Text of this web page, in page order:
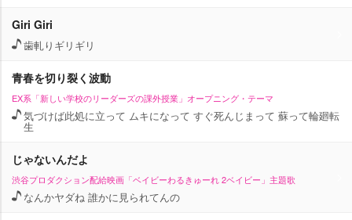
Giri Giri
歯軋りギリギリ
青春を切り裂く波動
EX系「新しい学校のリーダーズの課外授業」オープニング・テーマ
気づけば此処に立って ムキになって すぐ死んじまって 蘇って輪廻転
生
じゃないんだよ
渋谷プロダクション配給映画「ベイビーわるきゅーれ 2ベイビー」主題歌
なんかヤダね 誰かに見られてんの